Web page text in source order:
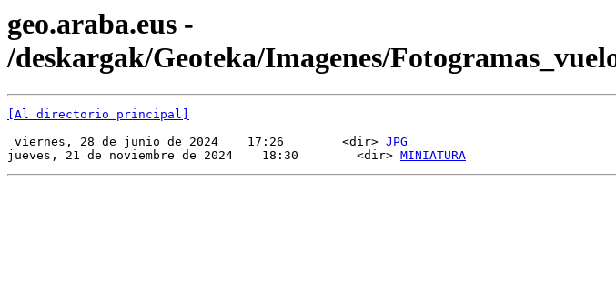
geo.araba.eus -
/deskargak/Geoteka/Imagenes/
[Al directorio principal]
viernes, 28 de junio de 2024    17:26        <dir> JPG
jueves, 21 de noviembre de 2024    18:30        <dir> MINIATURA